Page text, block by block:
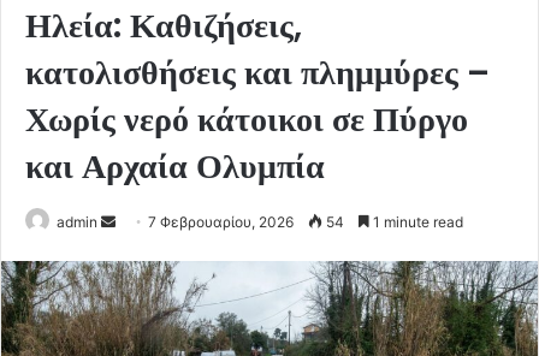
Ηλεία: Καθιζήσεις,
κατολισθήσεις και πλημμύρες –
Χωρίς νερό κάτοικοι σε Πύργο
και Αρχαία Ολυμπία
admin
Send
email
7 Φεβρουαρίου, 2026 54 1 minute read